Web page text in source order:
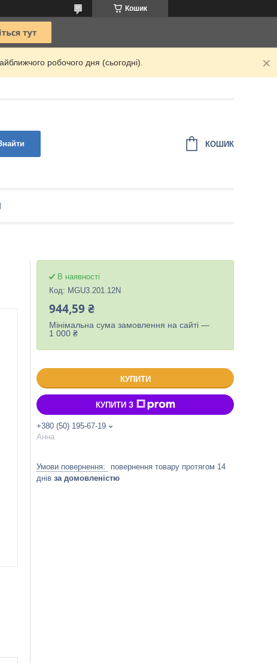
Кошик
робочого дня (сьогодні).
КОШИК
В наявності
Код: MGU3.201.12N
944,59 ₴
Мінімальна сума замовлення на сайті —
1 000 ₴
КУПИТИ
КУПИТИ З
+380 (50) 195-67-19
Анна
повернення товару протягом 14
днів за домовленістю